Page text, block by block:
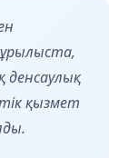
денсаулық
қызмет